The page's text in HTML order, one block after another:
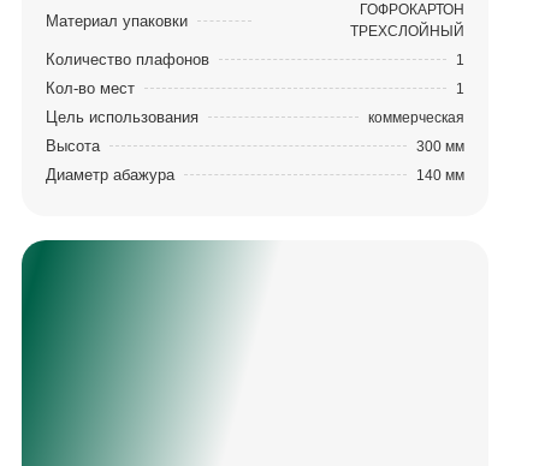
Материал упаковки
ГОФРОКАРТОН
ТРЕХСЛОЙНЫЙ
Количество плафонов 1
Кол-во мест 1
Цель использования коммерческая
Высота 300 мм
Диаметр абажура 140 мм